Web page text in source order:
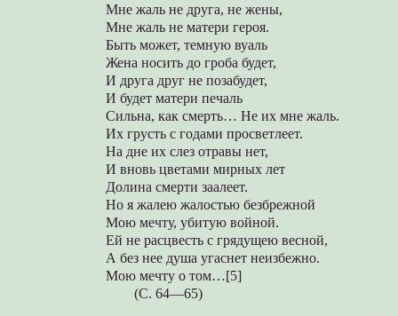
Мне жаль не друга, не жены,
Мне жаль не матери героя.
Быть может, темную вуаль
Жена носить до гроба будет,
И друга друг не позабудет,
И будет матери печаль
Сильна, как смерть… Не их мне жаль.
Их грусть с годами просветлеет.
На дне их слез отравы нет,
И вновь цветами мирных лет
Долина смерти заалеет.
Но я жалею жалостью безбрежной
Мою мечту, убитую войной.
Ей не расцвесть с грядущею весной,
А без нее душа угаснет неизбежно.
Мою мечту о том…[5]
(С. 64—65)